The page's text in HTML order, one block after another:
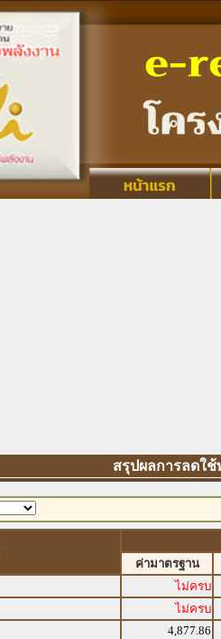
สรุปผลการลดใช้พ
ค่ามาตรฐาน
ไม่ครบ
ไม่ครบ
4,877.86